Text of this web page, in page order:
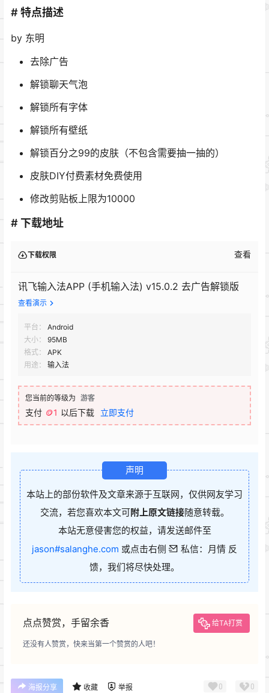
# 特点描述
by 东明
去除广告
解锁聊天气泡
解锁所有字体
解锁所有壁纸
解锁百分之99的皮肤（不包含需要抽一抽的）
皮肤DIY付费素材免费使用
修改剪贴板上限为10000
# 下载地址
下载权限 查看
讯飞输入法APP (手机输入法) v15.0.2 去广告解锁版
查看演示
平台：
Android
大小：
95MB
格式：
APK
用途：
输入法
您当前的等级为 游客
支付 🪙1 以后下载 立即支付
声明
本站上的部份软件及文章来源于互联网，仅供网友学习
交流，若您喜欢本文可附上原文链接随意转载。
本站无意侵害您的权益，请发送邮件至
jason#salanghe.com 或点击右侧
私信：月情 反
馈，我们将尽快处理。
点点赞赏，手留余香 给TA打赏
还没有人赞赏，快来当第一个赞赏的人吧！
海报分享 收藏 举报 0 0